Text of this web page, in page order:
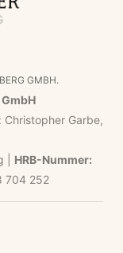
GMBH.
Garbe,
| HRB-Nummer:
704 252